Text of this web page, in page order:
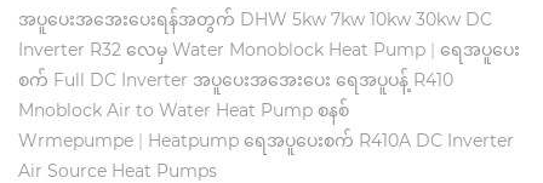
အပူပေးအအေးပေးရန်အတွက် DHW 5kw 7kw 10kw 30kw DC
Inverter R32 လေမှ Water Monoblock Heat Pump | ရေအပူပေး
စက် Full DC Inverter အပူပေးအအေးပေး ရေအပူပန့် R410
Mnoblock Air to Water Heat Pump စနစ်
Wrmepumpe | Heatpump ရေအပူပေးစက် R410A DC Inverter
Air Source Heat Pumps